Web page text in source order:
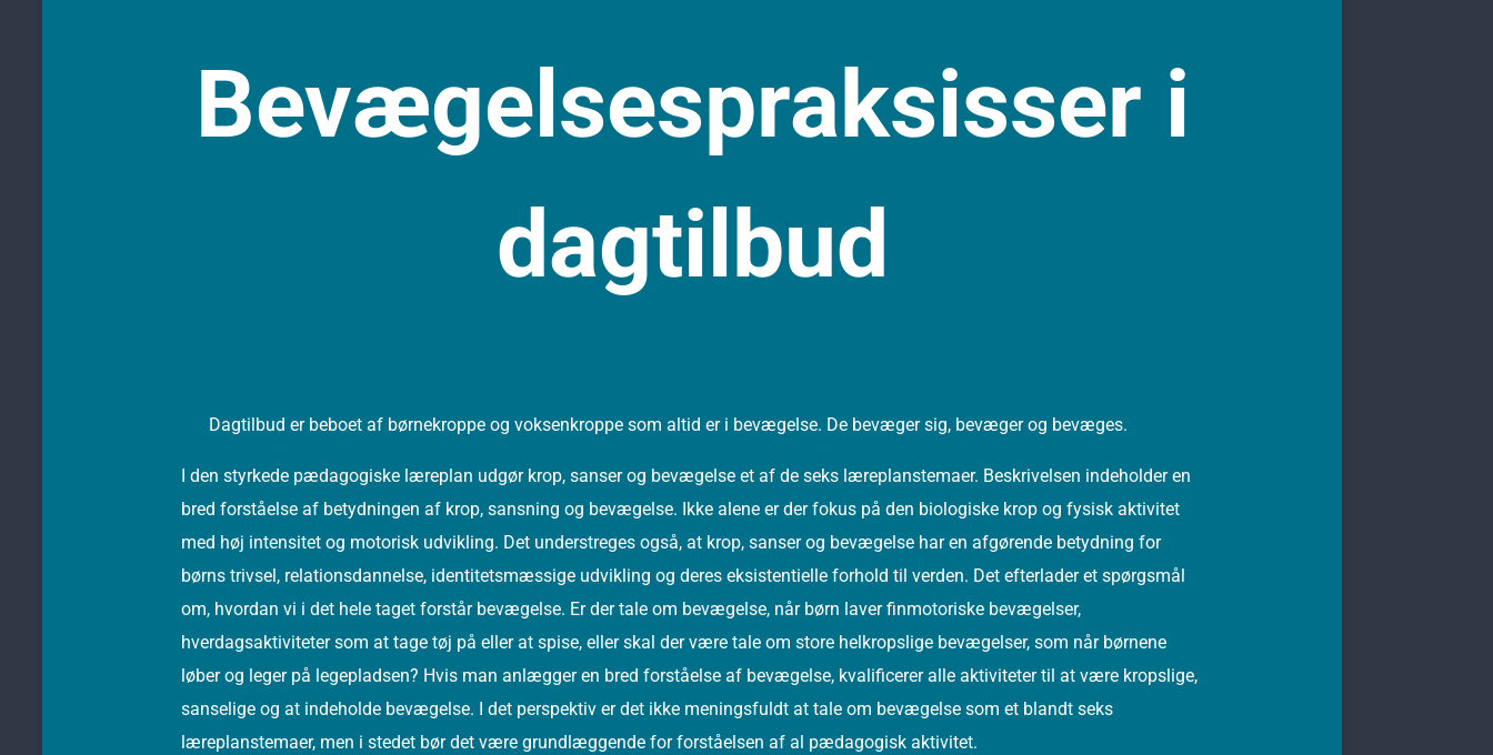
Bevægelsespraksisser i
dagtilbud
Dagtilbud er beboet af børnekroppe og voksenkroppe som altid er i bevægelse. De bevæger sig, bevæger og bevæges.
I den styrkede pædagogiske læreplan udgør krop, sanser og bevægelse et af de seks læreplanstemaer. Beskrivelsen indeholder en
bred forståelse af betydningen af krop, sansning og bevægelse. Ikke alene er der fokus på den biologiske krop og fysisk aktivitet
med høj intensitet og motorisk udvikling. Det understreges også, at krop, sanser og bevægelse har en afgørende betydning for
børns trivsel, relationsdannelse, identitetsmæssige udvikling og deres eksistentielle forhold til verden. Det efterlader et spørgsmål
om, hvordan vi i det hele taget forstår bevægelse. Er der tale om bevægelse, når børn laver finmotoriske bevægelser,
hverdagsaktiviteter som at tage tøj på eller at spise, eller skal der være tale om store helkropslige bevægelser, som når børnene
løber og leger på legepladsen? Hvis man anlægger en bred forståelse af bevægelse, kvalificerer alle aktiviteter til at være kropslige,
sanselige og at indeholde bevægelse. I det perspektiv er det ikke meningsfuldt at tale om bevægelse som et blandt seks
læreplanstemaer, men i stedet bør det være grundlæggende for forståelsen af al pædagogisk aktivitet.